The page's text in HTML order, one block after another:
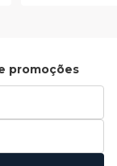
promoções